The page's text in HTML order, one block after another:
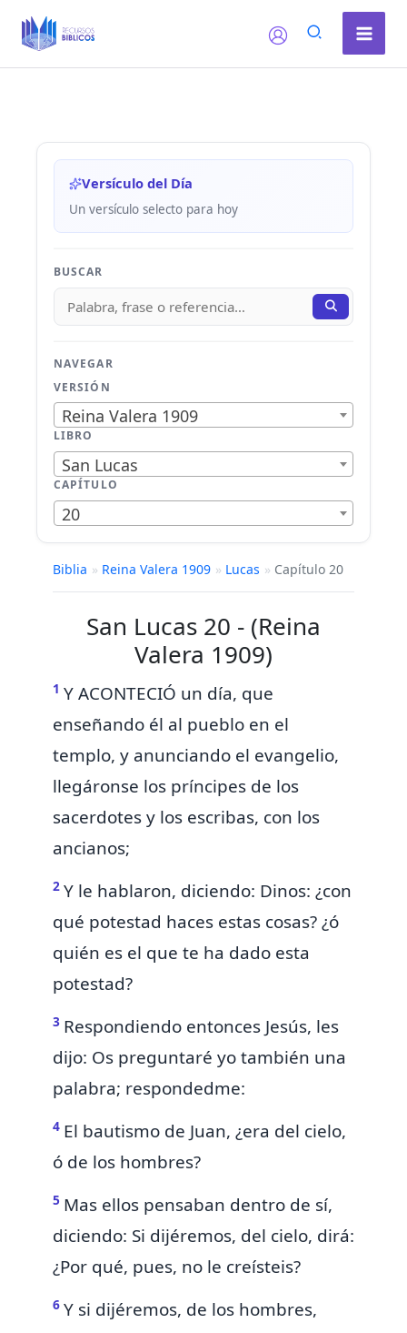
Versículo del Día
Un versículo selecto para hoy
BUSCAR
NAVEGAR
VERSIÓN
Reina Valera 1909
LIBRO
San Lucas
CAPÍTULO
20
Biblia » Reina Valera 1909 » Lucas » Capítulo 20
San Lucas 20 - (Reina
Valera 1909)
1 Y ACONTECIÓ un día, que
enseñando él al pueblo en el
templo, y anunciando el evangelio,
llegáronse los príncipes de los
sacerdotes y los escribas, con los
ancianos;
2 Y le hablaron, diciendo: Dinos: ¿con
qué potestad haces estas cosas? ¿ó
quién es el que te ha dado esta
potestad?
3 Respondiendo entonces Jesús, les
dijo: Os preguntaré yo también una
palabra; respondedme:
4 El bautismo de Juan, ¿era del cielo,
ó de los hombres?
5 Mas ellos pensaban dentro de sí,
diciendo: Si dijéremos, del cielo, dirá:
¿Por qué, pues, no le creísteis?
6 Y si dijéremos, de los hombres,